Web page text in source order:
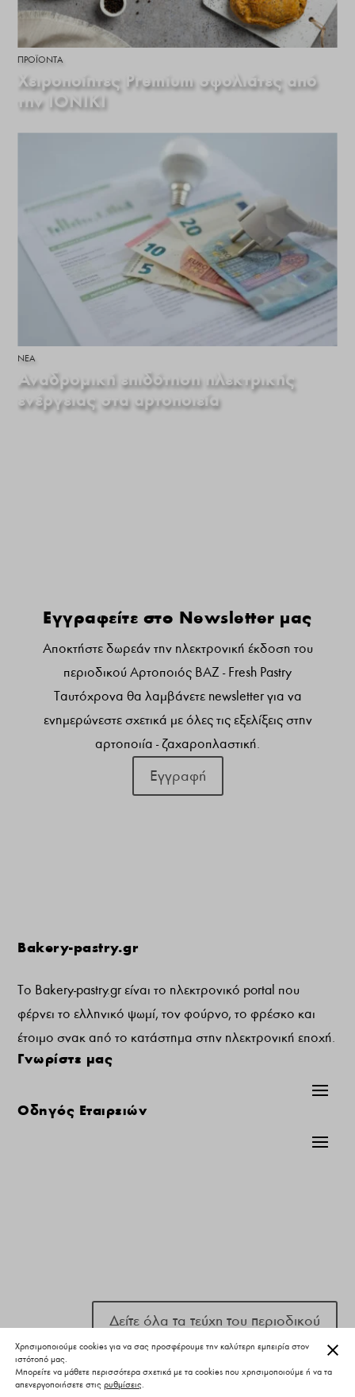
ΠΡΟΪΌΝΤΑ
Χειροποίητες Premium σφολιάτες από
την IONIKI
ΝΕΑ
Αναδρομική επιδότηση ηλεκτρικής
ενέργειας στα αρτοποιεία
Εγγραφείτε στο Newsletter μας
Αποκτήστε δωρεάν την ηλεκτρονική έκδοση του
περιοδικού Αρτοποιός ΒΑΖ - Fresh Pastry
Ταυτόχρονα θα λαμβάνετε newsletter για να
ενημερώνεστε σχετικά με όλες τις εξελίξεις στην
αρτοποιία - ζαχαροπλαστική.
Εγγραφή
Bakery-pastry.gr
Το Bakery-pastry.gr είναι το ηλεκτρονικό portal που
φέρνει το ελληνικό ψωμί, τον φούρνο, το φρέσκο και
έτοιμο σνακ από το κατάστημα στην ηλεκτρονική εποχή.
Γνωρίστε μας
Οδηγός Εταιρειών
Δείτε όλα τα τεύχη του περιοδικού
Χρησιμοποιούμε cookies για να σας προσφέρουμε την καλύτερη εμπειρία στον
ιστότοπό μας.
Μπορείτε να μάθετε περισσότερα σχετικά με τα cookies που χρησιμοποιούμε ή να τα
απενεργοποιήσετε στις ρυθμίσεις.